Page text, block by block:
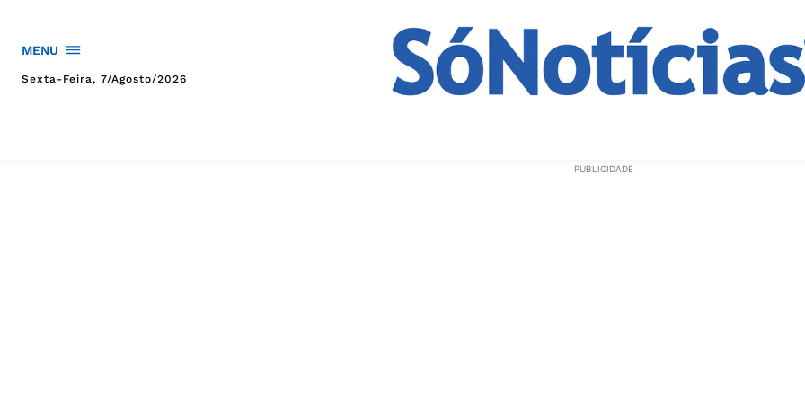
MENU
Sexta-Feira, 7/agosto/2026
PUBLICIDADE